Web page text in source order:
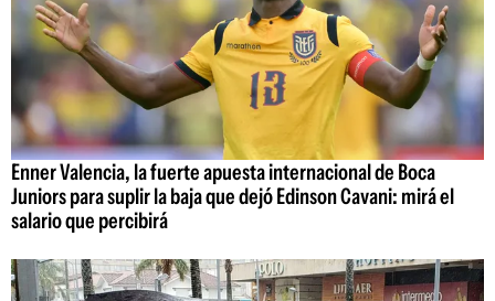
Enner Valencia, la fuerte apuesta internacional de Boca
Juniors para suplir la baja que dejó Edinson Cavani: mirá el
salario que percibirá